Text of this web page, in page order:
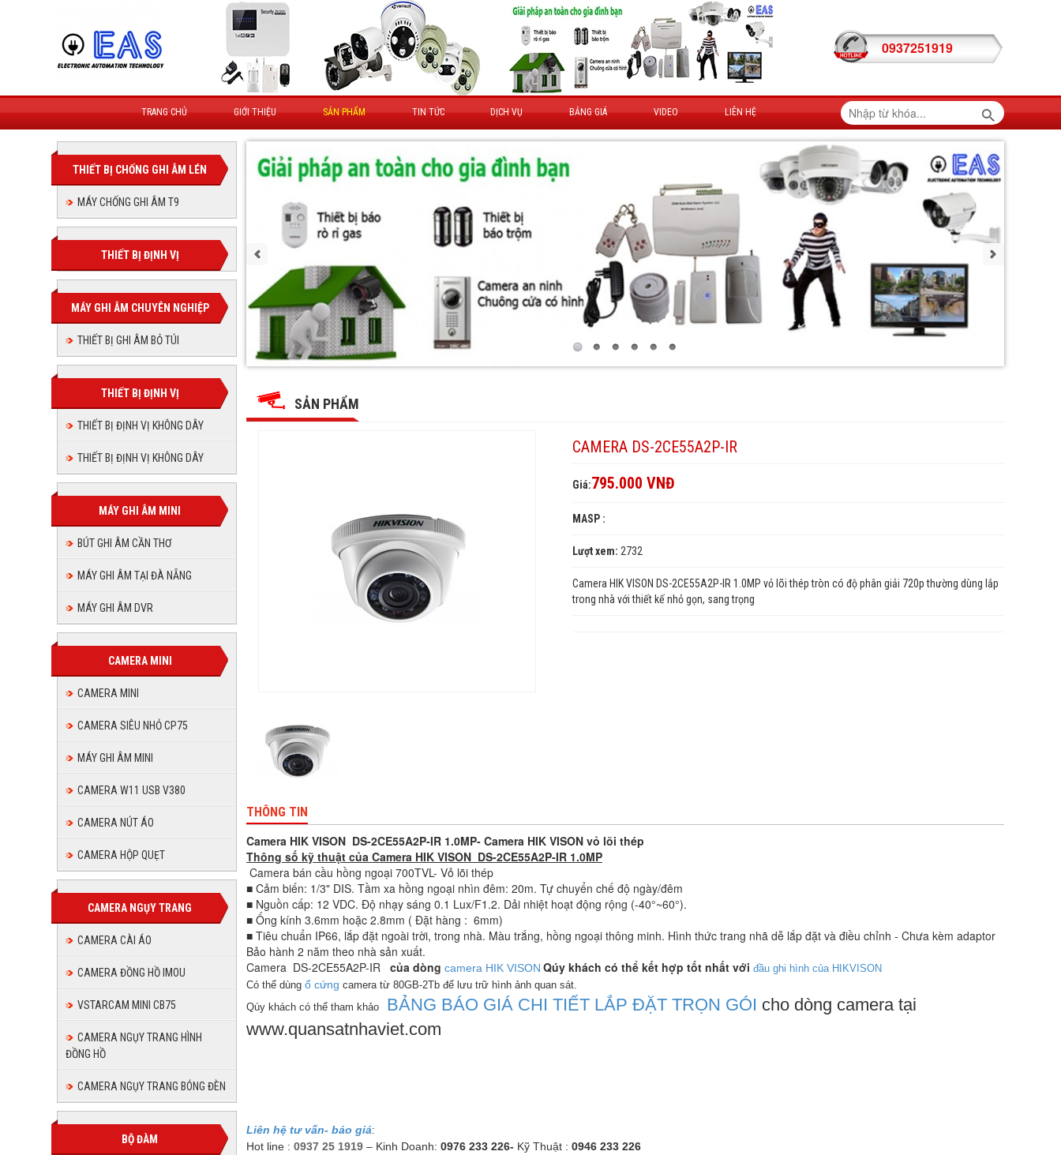
0937251919
TRANG CHỦ GIỚI THIỆU SẢN PHẨM TIN TỨC DỊCH VỤ BẢNG GIÁ VIDEO LIÊN HỆ
THIẾT BỊ CHỐNG GHI ÂM LÉN
MÁY CHỐNG GHI ÂM T9
THIẾT BỊ ĐỊNH VỊ
MÁY GHI ÂM CHUYÊN NGHIỆP
THIẾT BỊ GHI ÂM BỎ TÚI
THIẾT BỊ ĐỊNH VỊ
THIẾT BỊ ĐỊNH VỊ KHÔNG DÂY
THIẾT BỊ ĐỊNH VỊ KHÔNG DÂY
MÁY GHI ÂM MINI
BÚT GHI ÂM CẦN THƠ
MÁY GHI ÂM TẠI ĐÀ NẴNG
MÁY GHI ÂM DVR
CAMERA MINI
CAMERA MINI
CAMERA SIÊU NHỎ CP75
MÁY GHI ÂM MINI
CAMERA W11 USB V380
CAMERA NÚT ÁO
CAMERA HỘP QUẸT
CAMERA NGỤY TRANG
CAMERA CÀI ÁO
CAMERA ĐỒNG HỒ IMOU
VSTARCAM MINI CB75
CAMERA NGỤY TRANG HÌNH
ĐỒNG HỒ
CAMERA NGỤY TRANG BÓNG ĐÈN
BỘ ĐÀM
Camera
DS-
Camera
DS-
2CE55A2P-
Camera
DS-
2CE55A2P-
Camera
DS-
2CE55A2P-
IR
Camera
2CE55A2P-
Camera
2CE55A2P-
SẢN PHẨM
CAMERA DS-2CE55A2P-IR
Giá:795.000 VNĐ
MASP :
Lượt xem: 2732
Camera HIK VISON DS-2CE55A2P-IR 1.0MP vỏ lõi thép tròn có độ phân giải 720p thường dùng lắp
trong nhà với thiết kế nhỏ gọn, sang trọng
THÔNG TIN
Camera HIK VISON DS-2CE55A2P-IR 1.0MP- Camera HIK VISON vỏ lõi thép
Thông số kỹ thuật của Camera HIK VISON DS-2CE55A2P-IR 1.0MP
Camera bán cầu hồng ngoại 700TVL- Vỏ lõi thép
■ Cảm biến: 1/3" DIS. Tầm xa hồng ngoại nhìn đêm: 20m. Tự chuyển chế độ ngày/đêm
■ Nguồn cấp: 12 VDC. Độ nhạy sáng 0.1 Lux/F1.2. Dải nhiệt hoạt động rộng (-40°~60°).
■ Ống kính 3.6mm hoặc 2.8mm ( Đặt hàng : 6mm)
■ Tiêu chuẩn IP66, lắp đặt ngoài trời, trong nhà. Màu trắng, hồng ngoại thông minh. Hình thức trang nhã dễ lắp đặt và điều chỉnh - Chưa kèm adaptor
Bảo hành 2 năm theo nhà sản xuất.
Camera DS-2CE55A2P-IR của dòng camera HIK VISON Qúy khách có thể kết hợp tốt nhất với đầu ghi hình của HIKVISON
Có thể dùng ổ cứng camera từ 80GB-2Tb để lưu trữ hình ảnh quan sát.
Qúy khách có thể tham khảo
BẢNG BÁO GIÁ CHI TIẾT LẮP ĐẶT TRỌN GÓI cho dòng camera tại
www.quansatnhaviet.com
Liên hệ tư vấn- báo giá:
Hot line : 0937 25 1919 – Kinh Doanh: 0976 233 226- Kỹ Thuật : 0946 233 226